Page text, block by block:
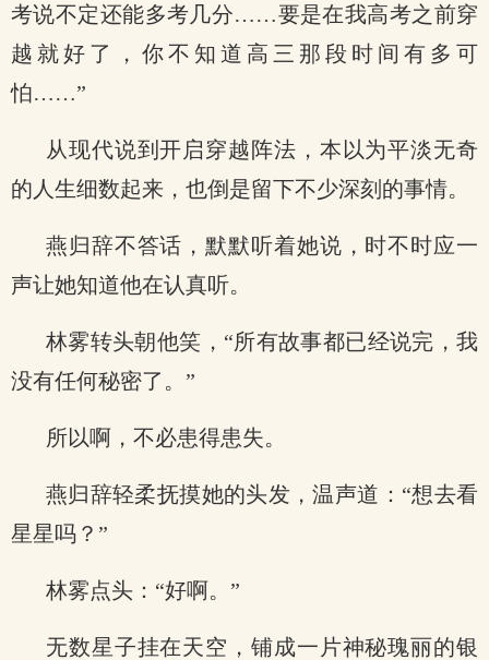
考说不定还能多考几分……要是在我高考之前穿
越就好了，你不知道高三那段时间有多可
怕……”
从现代说到开启穿越阵法，本以为平淡无奇
的人生细数起来，也倒是留下不少深刻的事情。
燕归辞不答话，默默听着她说，时不时应一
声让她知道他在认真听。
林雾转头朝他笑，“所有故事都已经说完，我
没有任何秘密了。”
所以啊，不必患得患失。
燕归辞轻柔抚摸她的头发，温声道：“想去看
星星吗？”
林雾点头：“好啊。”
无数星子挂在天空，铺成一片神秘瑰丽的银